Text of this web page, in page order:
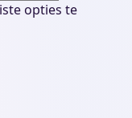
opties te